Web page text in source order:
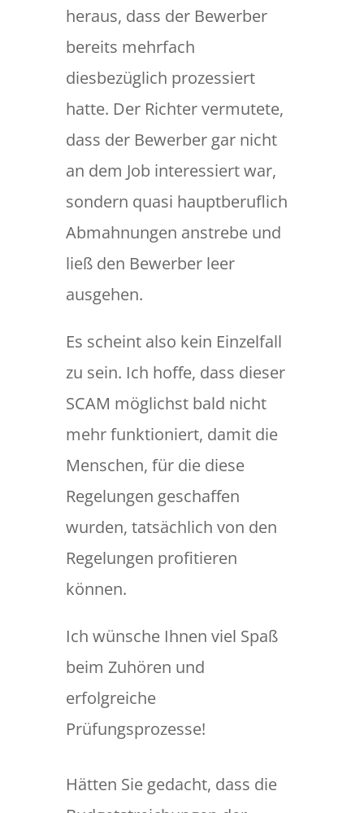
heraus, dass der Bewerber
bereits mehrfach
diesbezüglich prozessiert
hatte. Der Richter vermutete,
dass der Bewerber gar nicht
an dem Job interessiert war,
sondern quasi hauptberuflich
Abmahnungen anstrebe und
ließ den Bewerber leer
ausgehen.
Es scheint also kein Einzelfall
zu sein. Ich hoffe, dass dieser
SCAM möglichst bald nicht
mehr funktioniert, damit die
Menschen, für die diese
Regelungen geschaffen
wurden, tatsächlich von den
Regelungen profitieren
können.
Ich wünsche Ihnen viel Spaß
beim Zuhören und
erfolgreiche
Prüfungsprozesse!
Hätten Sie gedacht, dass die